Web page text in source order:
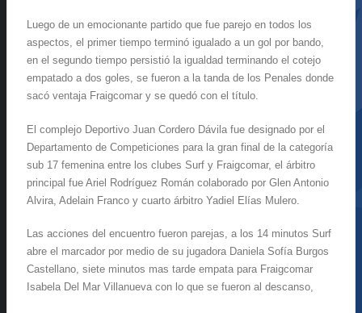
Luego de un emocionante partido que fue parejo en todos los
aspectos, el primer tiempo terminó igualado a un gol por bando,
en el segundo tiempo persistió la igualdad terminando el cotejo
empatado a dos goles, se fueron a la tanda de los Penales donde
sacó ventaja Fraigcomar y se quedó con el título.
El complejo Deportivo Juan Cordero Dávila fue designado por el
Departamento de Competiciones para la gran final de la categoría
sub 17 femenina entre los clubes Surf y Fraigcomar, el árbitro
principal fue Ariel Rodríguez Román colaborado por Glen Antonio
Alvira, Adelain Franco y cuarto árbitro Yadiel Elías Mulero.
Las acciones del encuentro fueron parejas, a los 14 minutos Surf
abre el marcador por medio de su jugadora Daniela Sofía Burgos
Castellano, siete minutos mas tarde empata para Fraigcomar
Isabela Del Mar Villanueva con lo que se fueron al descanso,